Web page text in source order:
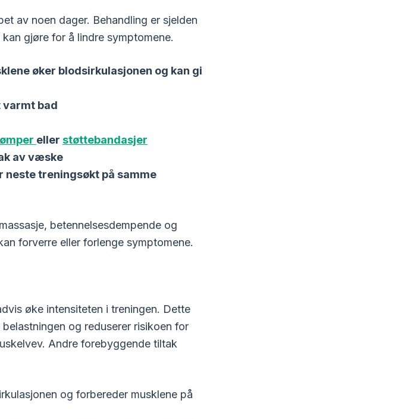
av noen dager. Behandling er sjelden
gjøre for å lindre symptomene.
øker blodsirkulasjonen og kan gi
varmt bad
eller støttebandasjer
av væske
neste treningsøkt på samme
betennelsesdempende og
forverre eller forlenge symptomene.
øke intensiteten i treningen. Dette
og reduserer risikoen for
Andre forebyggende tiltak
og forbereder musklene på